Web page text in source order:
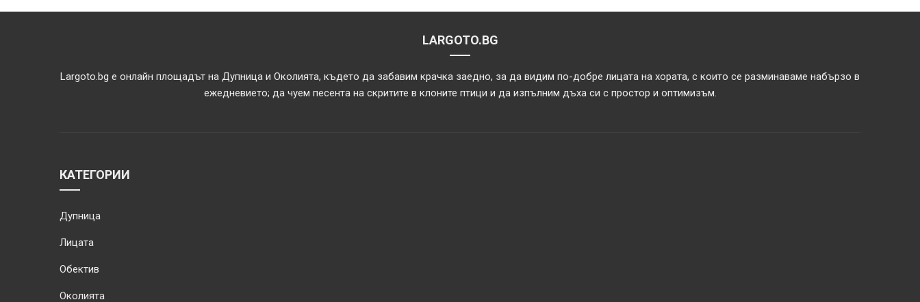
LARGOTO.BG
Largoto.bg е онлайн площадът на Дупница и Околията, където да забавим крачка заедно, за да видим по-добре лицата на хората, с които се разминаваме набързо в
ежедневието; да чуем песента на скритите в клоните птици и да изпълним дъха си с простор и оптимизъм.
КАТЕГОРИИ
Дупница
Лицата
Обектив
Околията